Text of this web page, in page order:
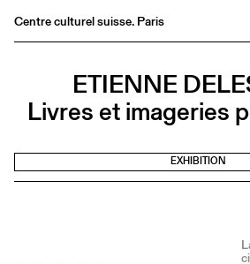
Centre culturel suisse. Paris
Buvette
Medias
ETIENNE
Livres et imageries
EXHIBITION